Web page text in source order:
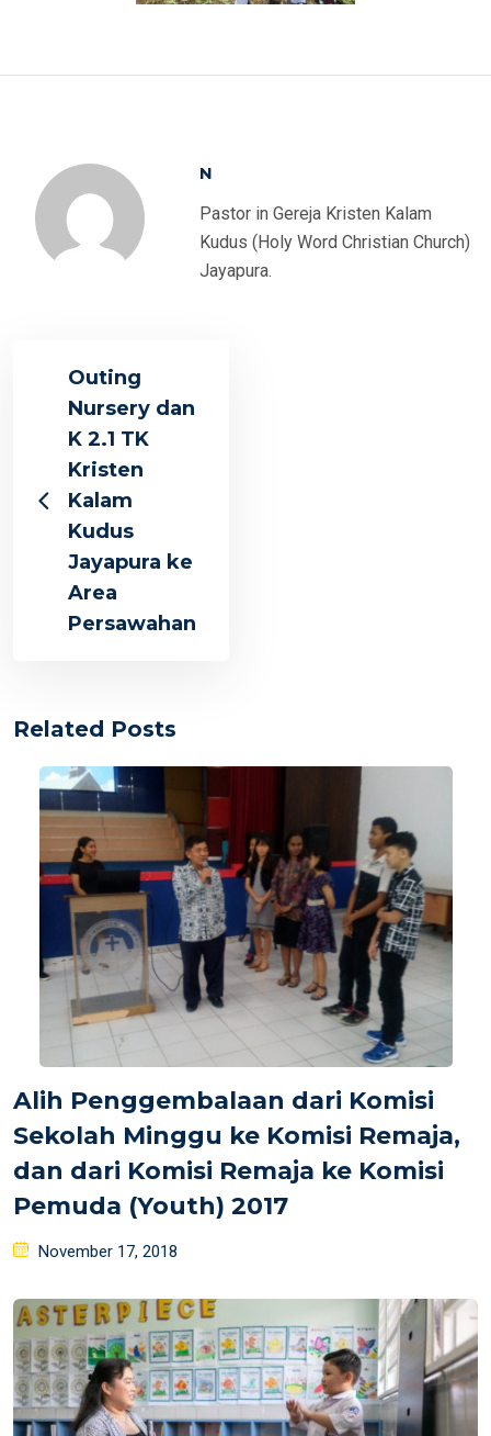
N
Pastor in Gereja Kristen Kalam
Kudus (Holy Word Christian Church)
Jayapura.
Outing
Nursery dan
K 2.1 TK
Kristen
Kalam
Kudus
Jayapura ke
Area
Persawahan
Related Posts
Alih Penggembalaan dari Komisi
Sekolah Minggu ke Komisi Remaja,
dan dari Komisi Remaja ke Komisi
Pemuda (Youth) 2017
Posted
November 17, 2018